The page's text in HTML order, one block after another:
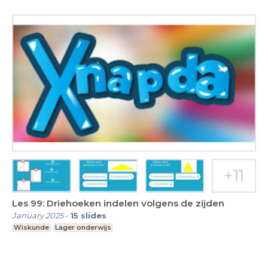
Les 99: Driehoeken indelen volgens de zijden
January 2025- 15 slides
Wiskunde Lager onderwijs